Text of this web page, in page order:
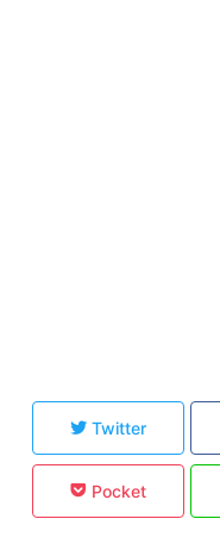
Twitter
Pocket